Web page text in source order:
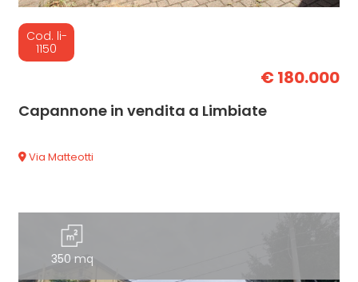
Cod. li-
1150
€ 180.000
Capannone in vendita a Limbiate
Via Matteotti
350 mq